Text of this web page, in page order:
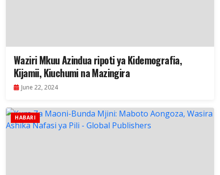
Waziri Mkuu Azindua ripoti ya Kidemografia,
Kijamii, Kiuchumi na Mazingira
June 22, 2024
HABARI